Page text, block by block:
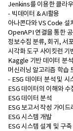
Jenkins를 이용한 클라
- 빅데이터 & AI활용
아나콘다와 VS Code 설
OpenAPI 연결을 통한
정보수집 분류, 회귀, 서
시각화 도구 사이킷런 기
Kaggle 기반 데이터 분
머신러닝 알고리즘 학습
- ESG 데이터 분석 및 시
ESG 데이터의 이해와 수
ESG 데이터 분석
ESG 보고서 작성 가이
ESG 시스템 개발
ESG 시스템 설계 및 구